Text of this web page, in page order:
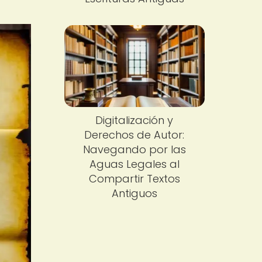
Digitalización y
Derechos de Autor:
Navegando por las
Aguas Legales al
Compartir Textos
Antiguos